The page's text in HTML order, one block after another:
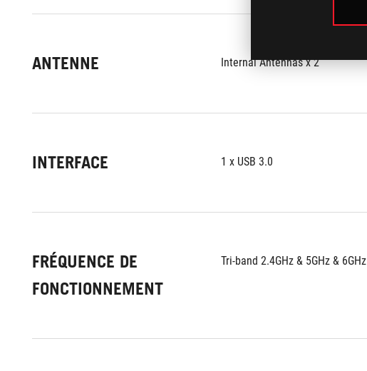
ANTENNE Internal Antennas x 2
INTERFACE 1 x USB 3.0
FRÉQUENCE DE
FONCTIONNEMENT
Tri-band 2.4GHz & 5GHz & 6GHz